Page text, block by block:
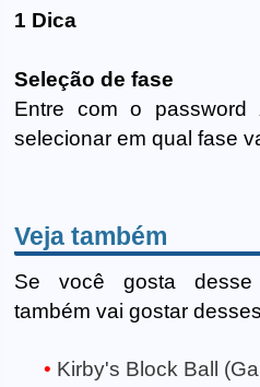
1 Dica
Seleção de fase
Entre com o password
selecionar em qual fase
Veja também
Se você gosta desse
também vai gostar
Kirby's Block Ball